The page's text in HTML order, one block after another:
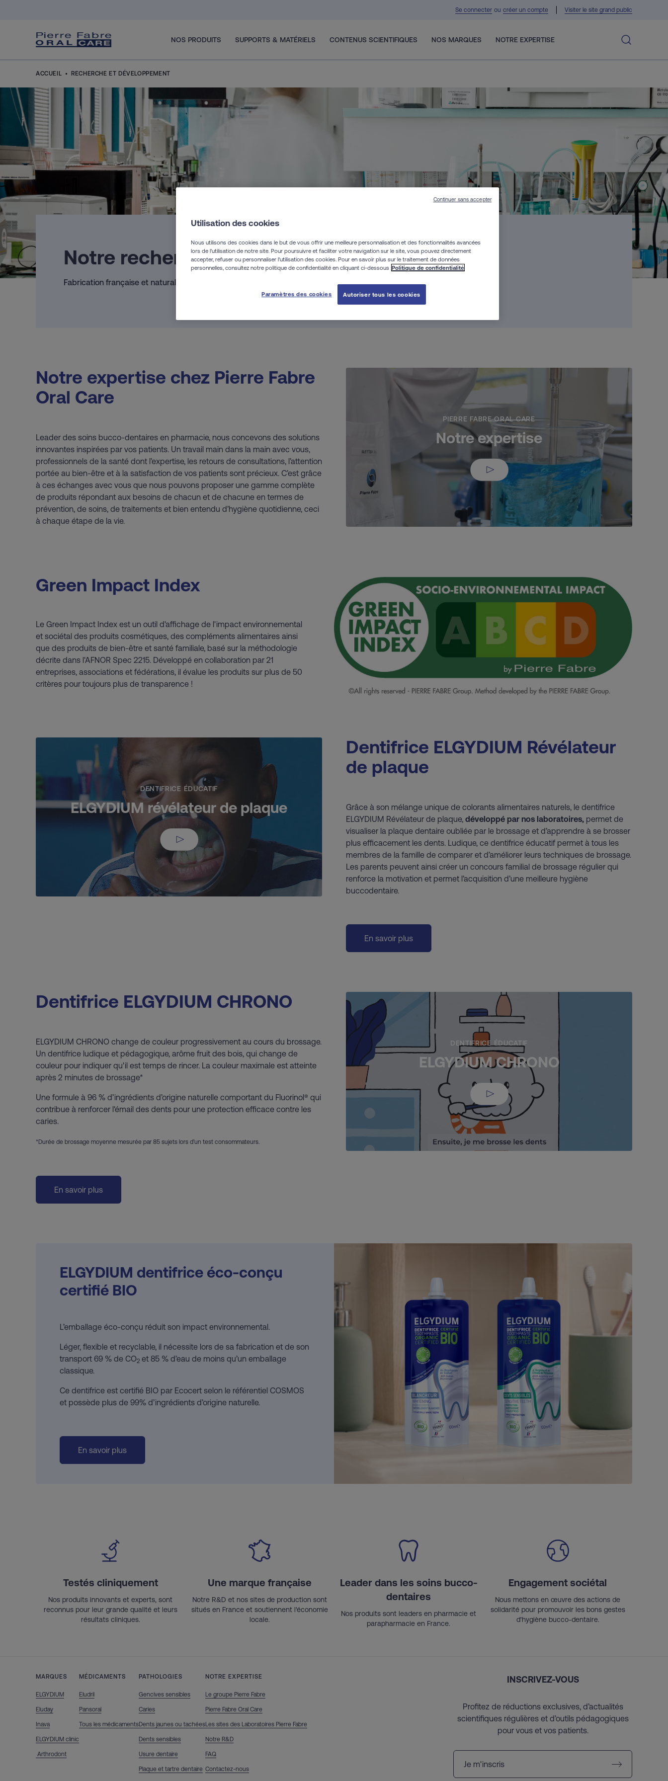
Se connecter ou créer un compte Visiter le site grand public
NOS PRODUITS SUPPORTS & MATÉRIELS CONTENUS SCIENTIFIQUES NOS MARQUES NOTRE EXPERTISE
ACCUEIL RECHERCHE ET DÉVELOPPEMENT
Notre recherche & développement
Fabrication française et naturalité : notre garantie de qualité !
PIERRE FABRE ORAL CARE
Notre expertise
Notre expertise chez Pierre Fabre
Oral Care
Leader des soins bucco-dentaires en pharmacie, nous concevons des solutions
innovantes inspirées par vos patients. Un travail main dans la main avec vous,
professionnels de la santé dont l’expertise, les retours de consultations, l’attention
portée au bien-être et à la satisfaction de vos patients sont précieux. C’est grâce
à ces échanges avec vous que nous pouvons proposer une gamme complète
de produits répondant aux besoins de chacun et de chacune en termes de
prévention, de soins, de traitements et bien entendu d’hygiène quotidienne, ceci
à chaque étape de la vie.
Green Impact Index
Le Green Impact Index est un outil d'affichage de l'impact environnemental
et sociétal des produits cosmétiques, des compléments alimentaires ainsi
que des produits de bien-être et santé familiale, basé sur la méthodologie
décrite dans l'AFNOR Spec 2215. Développé en collaboration par 21
entreprises, associations et fédérations, il évalue les produits sur plus de 50
critères pour toujours plus de transparence !
DENTIFRICE ÉDUCATIF
ELGYDIUM révélateur de plaque
Dentifrice ELGYDIUM Révélateur
de plaque
Grâce à son mélange unique de colorants alimentaires naturels, le dentifrice
ELGYDIUM Révélateur de plaque, développé par nos laboratoires, permet de
visualiser la plaque dentaire oubliée par le brossage et d’apprendre à se brosser
plus efficacement les dents. Ludique, ce dentifrice éducatif permet à tous les
membres de la famille de comparer et d’améliorer leurs techniques de brossage.
Les parents peuvent ainsi créer un concours familial de brossage régulier qui
renforce la motivation et permet l’acquisition d’une meilleure hygiène
buccodentaire.
En savoir plus
DENTIFRICE ÉDUCATIF
ELGYDIUM CHRONO
Dentifrice ELGYDIUM CHRONO
ELGYDIUM CHRONO change de couleur progressivement au cours du brossage.
Un dentifrice ludique et pédagogique, arôme fruit des bois, qui change de
couleur pour indiquer qu'il est temps de rincer. La couleur maximale est atteinte
après 2 minutes de brossage*
Une formule à 96 % d’ingrédients d’origine naturelle comportant du Fluorinol® qui
contribue à renforcer l'émail des dents pour une protection efficace contre les
caries.
*Durée de brossage moyenne mesurée par 85 sujets lors d’un test consommateurs.
En savoir plus
ELGYDIUM dentifrice éco-conçu
certifié BIO
L’emballage éco-conçu réduit son impact environnemental.
Léger, flexible et recyclable, il nécessite lors de sa fabrication et de son
transport 69 % de CO2 et 85 % d’eau de moins qu’un emballage
classique.
Ce dentifrice est certifié BIO par Ecocert selon le référentiel COSMOS
et possède plus de 99% d’ingrédients d’origine naturelle.
En savoir plus
Testés cliniquement
Nos produits innovants et experts, sont
reconnus pour leur grande qualité et leurs
résultats cliniques.
Une marque française
Notre R&D et nos sites de production sont
situés en France et soutiennent l'économie
locale.
Leader dans les soins bucco-
dentaires
Nos produits sont leaders en pharmacie et
parapharmacie en France.
Engagement sociétal
Nous mettons en œuvre des actions de
solidarité pour promouvoir les bons gestes
d'hygiène bucco-dentaire.
MARQUES
ELGYDIUM
Eluday
Inava
ELGYDIUM clinic
Arthrodont
MÉDICAMENTS
Eludril
Pansoral
Tous les médicaments
PATHOLOGIES
Gencives sensibles
Caries
Dents jaunes ou tachées
Dents sensibles
Usure dentaire
Plaque et tartre dentaire
NOTRE EXPERTISE
Le groupe Pierre Fabre
Pierre Fabre Oral Care
Les sites des Laboratoires Pierre Fabre
Notre R&D
FAQ
Contactez-nous
INSCRIVEZ-VOUS
Profitez de réductions exclusives, d’actualités
scientifiques régulières et d’outils pédagogiques
pour vous et vos patients.
Je m'inscris
Utilisation des cookies
Nous utilisons des cookies dans le but de vous offrir une meilleure personnalisation et des fonctionnalités avancées
lors de l'utilisation de notre site. Pour poursuivre et faciliter votre navigation sur le site, vous pouvez directement
accepter, refuser ou personnaliser l'utilisation des cookies. Pour en savoir plus sur le traitement de données
personnelles, consultez notre politique de confidentialité en cliquant ci-dessous :Politique de confidentialité
Paramètres des cookies Autoriser tous les cookies
Continuer sans accepter